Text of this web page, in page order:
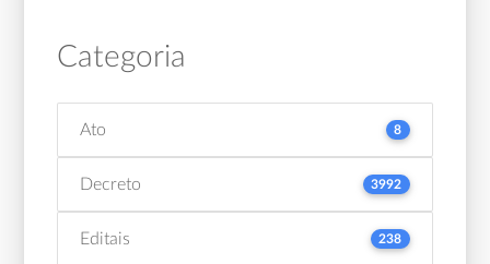
Categoria
Ato 8
Decreto 3992
Editais 238